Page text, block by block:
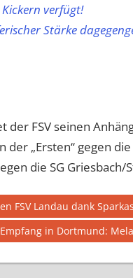
verfügt!
Stärke
FSV seinen
„Ersten“ gegen
die SG Griesbach/
FSV Landau dank
in Dortmund: